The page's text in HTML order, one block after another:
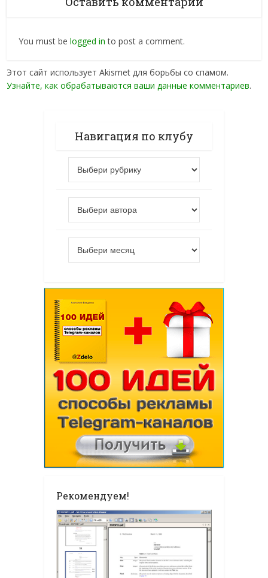
You must belogged in to post a comment.
Этот сайт использует Akismet для борьбы со спамом.
Узнайте, как обрабатываются ваши данные комментариев.
Навигация по клубу
Рекомендуем!